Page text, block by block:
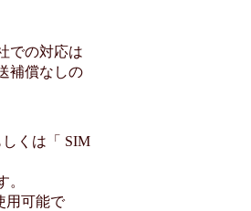
での対応は
補償なしの
くは「 SIM
用可能で